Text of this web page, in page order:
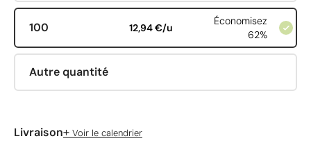
100 12,94 €/u
Économisez
62%
Autre quantité
Livraison+ Voir le calendrier